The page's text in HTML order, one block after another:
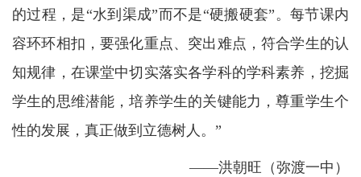
的过程，是“水到渠成”而不是“硬搬硬套”。每节课内
容环环相扣，要强化重点、突出难点，符合学生的认
知规律，在课堂中切实落实各学科的学科素养，挖掘
学生的思维潜能，培养学生的关键能力，尊重学生个
性的发展，真正做到立德树人。”
——洪朝旺（弥渡一中）